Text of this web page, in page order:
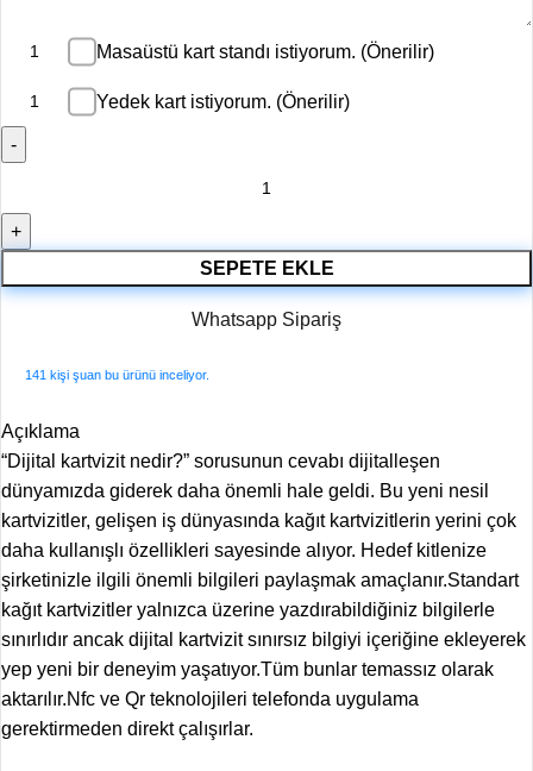
Masaüstü kart standı istiyorum. (Önerilir)
Yedek kart istiyorum. (Önerilir)
SEPETE EKLE
Whatsapp Sipariş
141 kişi şuan bu ürünü inceliyor.
Açıklama
“Dijital kartvizit nedir?” sorusunun cevabı dijitalleşen
dünyamızda giderek daha önemli hale geldi. Bu yeni nesil
kartvizitler, gelişen iş dünyasında kağıt kartvizitlerin yerini çok
daha kullanışlı özellikleri sayesinde alıyor. Hedef kitlenize
şirketinizle ilgili önemli bilgileri paylaşmak amaçlanır.Standart
kağıt kartvizitler yalnızca üzerine yazdırabildiğiniz bilgilerle
sınırlıdır ancak dijital kartvizit sınırsız bilgiyi içeriğine ekleyerek
yep yeni bir deneyim yaşatıyor.Tüm bunlar temassız olarak
aktarılır.Nfc ve Qr teknolojileri telefonda uygulama
gerektirmeden direkt çalışırlar.